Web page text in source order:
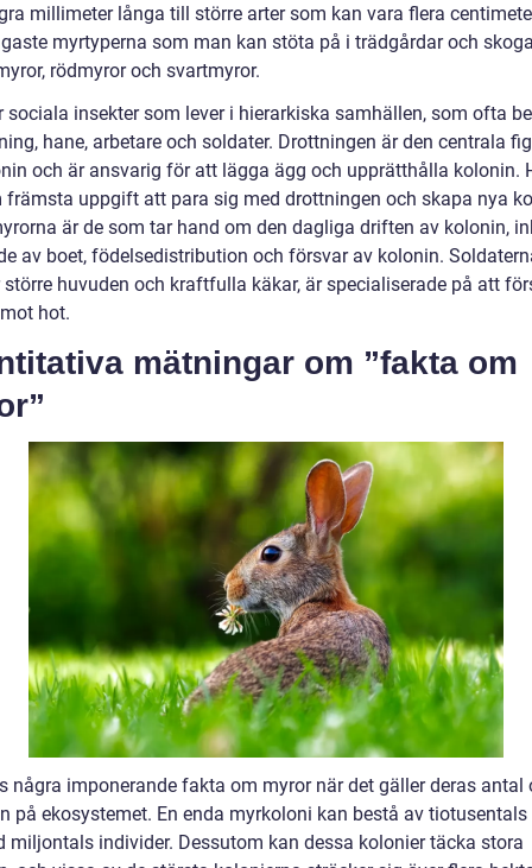
millimeter långa till större arter som kan vara flera
myrtyperna som man kan stöta på i trädgårdar och
rödmyror och svartmyror.
sociala insekter som lever i hierarkiska samhällen, som ofta
hane, arbetare och soldater. Drottningen är den centrala
och är ansvarig för att lägga ägg och upprätthålla kolonin.
främsta uppgift att para sig med drottningen och skapa nya
är de som tar hand om den dagliga driften av kolonin,
av boet, födelsedistribution och försvar av kolonin.
huvuden och kraftfulla käkar, är specialiserade på att
hot.
mätningar om ”fakta om
några imponerande fakta om myror när det gäller deras antal
på ekosystemet. En enda myrkoloni kan bestå av
miljontals individer. Dessutom kan dessa kolonier täcka stora